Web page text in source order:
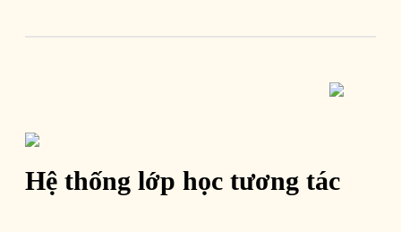
Hệ thống lớp học tương tác